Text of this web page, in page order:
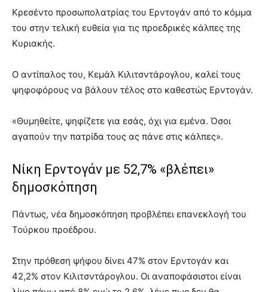
Κρεσέντο προσωπολατρίας του Ερντογάν από το κόμμα
του στην τελική ευθεία για τις προεδρικές κάλπες της
Κυριακής.
Ο αντίπαλος του, Κεμάλ Κιλιτσντάρογλου, καλεί τους
ψηφοφόρους να βάλουν τέλος στο καθεστώς Ερντογάν.
«Θυμηθείτε, ψηφίζετε για εσάς, όχι για εμένα. Όσοι
αγαπούν την πατρίδα τους ας πάνε στις κάλπες».
Νίκη Ερντογάν με 52,7% «βλέπει»
δημοσκόπηση
Πάντως, νέα δημοσκόπηση προβλέπει επανεκλογή του
Τούρκου προέδρου.
Στην πρόθεση ψήφου δίνει 47% στον Ερντογάν και
42,2% στον Κιλιτσντάρογλου. Οι αναποφάσιστοι είναι